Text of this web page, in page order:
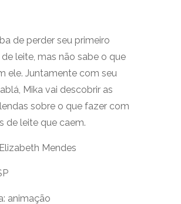
de perder seu primeiro
leite, mas não sabe o que
ele. Juntamente com seu
Mika vai descobrir as
sobre o que fazer com
de leite que caem.
Mendes
animação